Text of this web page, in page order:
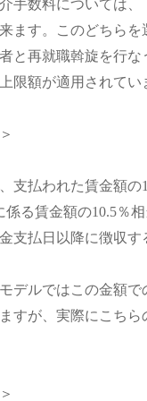
手数料については
ます。このどちら
と再就職斡旋を行
限額が適用されて
支払われた賃金額
係る賃金額の10.5％
支払日以降に徴収
デルではこの金額
すが、実際にこち